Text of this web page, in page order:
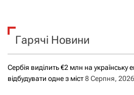
к
Гарячі Новини
Сербія виділить €2 млн на українську
відбудувати одне з міст8 Серпня, 2026